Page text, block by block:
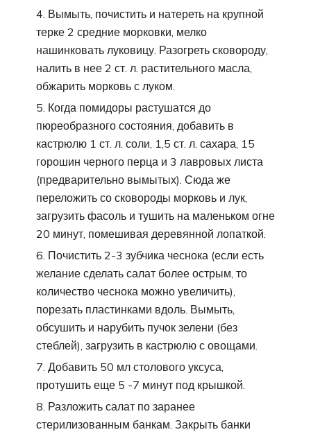
Вымыть, почистить и натереть на крупной
терке 2 средние морковки, мелко
нашинковать луковицу. Разогреть сковороду,
налить в нее 2 ст. л. растительного масла,
обжарить морковь с луком.
Когда помидоры растушатся до
пюреобразного состояния, добавить в
кастрюлю 1 ст. л. соли, 1,5 ст. л. сахара, 15
горошин черного перца и 3 лавровых листа
(предварительно вымытых). Сюда же
переложить со сковороды морковь и лук,
загрузить фасоль и тушить на маленьком огне
20 минут, помешивая деревянной лопаткой.
Почистить 2-3 зубчика чеснока (если есть
желание сделать салат более острым, то
количество чеснока можно увеличить),
порезать пластинками вдоль. Вымыть,
обсушить и нарубить пучок зелени (без
стеблей), загрузить в кастрюлю с овощами.
Добавить 50 мл столового уксуса,
протушить еще 5 -7 минут под крышкой.
Разложить салат по заранее
стерилизованным банкам. Закрыть банки